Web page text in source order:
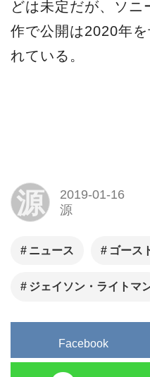
どは未定だが、ソニ
作で公開は2020年
れている。
源
2019-01-16
源
ニュース ゴース
ジェイソン・ライトマ
Facebook